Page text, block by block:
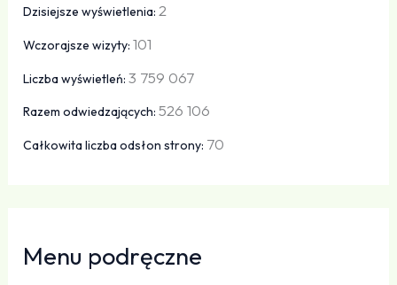
Dzisiejsze wyświetlenia:2
Wczorajsze wizyty:101
Liczba wyświetleń:3 759 067
Razem odwiedzających:526 106
Całkowita liczba odsłon strony: 70
Menu podręczne